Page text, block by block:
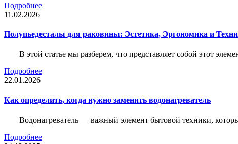
Подробнее
11.02.2026
Полупьедесталы для раковины: Эстетика, Эргономика и
В этой статье мы разберем, что представляет собой этот
Подробнее
22.01.2026
Как определить, когда нужно заменить водонагреватель
Водонагреватель — важный элемент бытовой техники,
Подробнее